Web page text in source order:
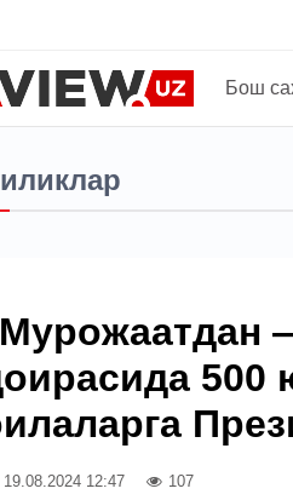
Бош
500
19.08.2024 12:47 107